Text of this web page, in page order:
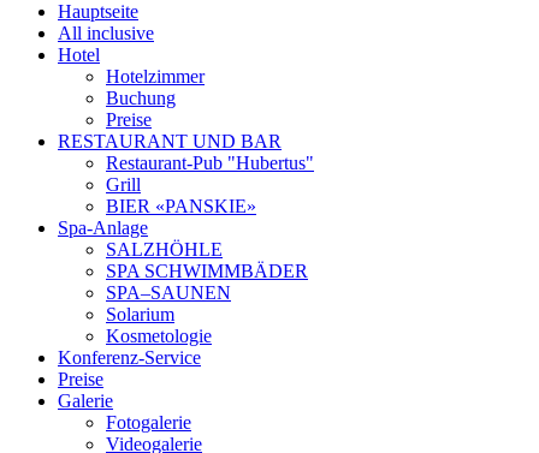
Hauptseite
All inclusive
Hotel
Hotelzimmer
Buchung
Preise
RESTAURANT UND BAR
Restaurant-Pub "Hubertus"
Grill
BIER «PANSKIE»
Spa-Anlage
SALZHÖHLE
SPA SCHWIMMBÄDER
SPA–SAUNEN
Solarium
Kosmetologie
Konferenz-Service
Preise
Galerie
Fotogalerie
Videogalerie